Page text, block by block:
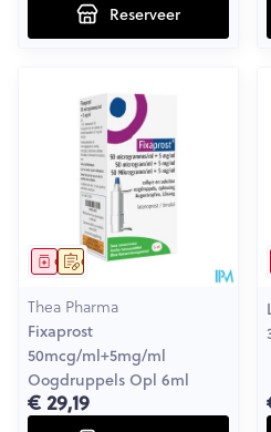
Reserveer
Op voorschrift
Geneesmiddel
Thea Pharma
Fixaprost
50mcg/ml+5mg/ml
Oogdruppels Opl 6ml
€ 29,19